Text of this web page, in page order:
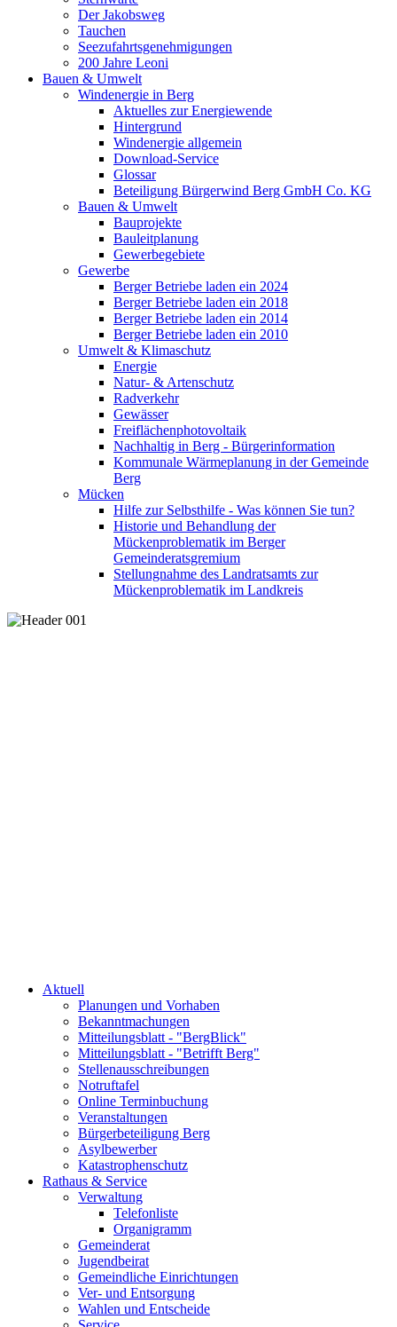
Der Jakobsweg
Tauchen
Seezufahrtsgenehmigungen
200 Jahre Leoni
Bauen & Umwelt
Windenergie in Berg
Aktuelles zur Energiewende
Hintergrund
Windenergie allgemein
Download-Service
Glossar
Beteiligung Bürgerwind Berg GmbH Co. KG
Bauen & Umwelt
Bauprojekte
Bauleitplanung
Gewerbegebiete
Gewerbe
Berger Betriebe laden ein 2024
Berger Betriebe laden ein 2018
Berger Betriebe laden ein 2014
Berger Betriebe laden ein 2010
Umwelt & Klimaschutz
Energie
Natur- & Artenschutz
Radverkehr
Gewässer
Freiflächenphotovoltaik
Nachhaltig in Berg - Bürgerinformation
Kommunale Wärmeplanung in der Gemeinde
Berg
Mücken
Hilfe zur Selbsthilfe - Was können Sie tun?
Historie und Behandlung der
Mückenproblematik im Berger
Gemeinderatsgremium
Stellungnahme des Landratsamts zur
Mückenproblematik im Landkreis
Aktuell
Planungen und Vorhaben
Bekanntmachungen
Mitteilungsblatt - "BergBlick"
Mitteilungsblatt - "Betrifft Berg"
Stellenausschreibungen
Notruftafel
Online Terminbuchung
Veranstaltungen
Bürgerbeteiligung Berg
Asylbewerber
Katastrophenschutz
Rathaus & Service
Verwaltung
Telefonliste
Organigramm
Gemeinderat
Jugendbeirat
Gemeindliche Einrichtungen
Ver- und Entsorgung
Wahlen und Entscheide